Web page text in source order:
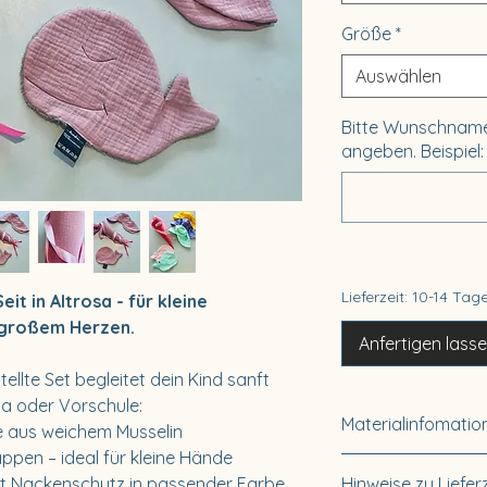
in Altrosa - für kleine
Herzen.
Set begleitet dein Kind sanft
oder Vorschule:
weichem Musselin
– ideal für kleine Hände
Größe *
Auswählen
Bitte
angeben.
Lieferzeit: 10-14
Anfertigen